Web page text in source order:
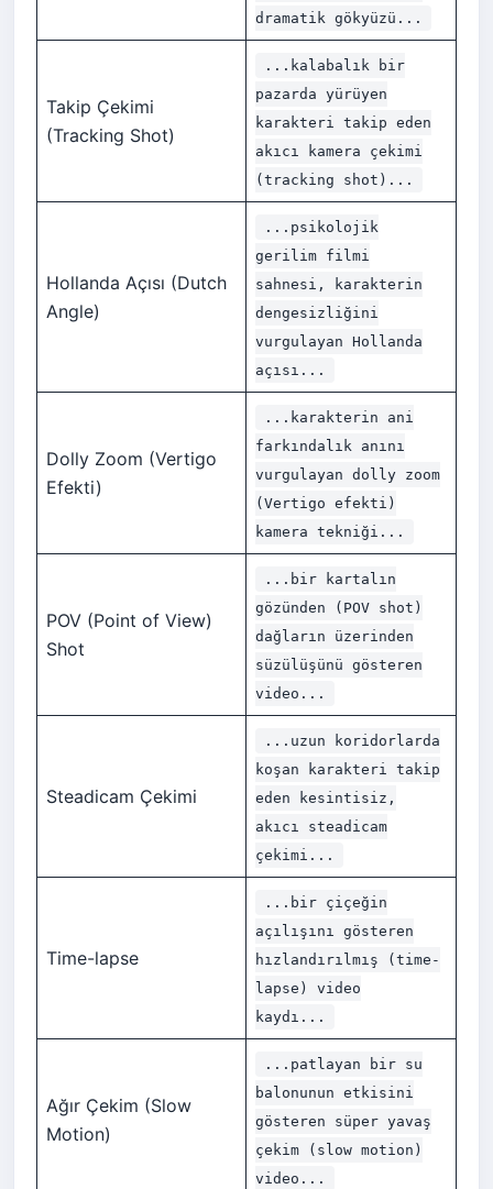
dramatik gökyüzü...
Takip Çekimi
(Tracking Shot)
...kalabalık bir
pazarda yürüyen
karakteri takip eden
akıcı kamera çekimi
(tracking shot)...
Hollanda Açısı (Dutch
Angle)
...psikolojik
gerilim filmi
sahnesi, karakterin
dengesizliğini
vurgulayan Hollanda
açısı...
Dolly Zoom (Vertigo
Efekti)
...karakterin ani
farkındalık anını
vurgulayan dolly zoom
(Vertigo efekti)
kamera tekniği...
POV (Point of View)
Shot
...bir kartalın
gözünden (POV shot)
dağların üzerinden
süzülüşünü gösteren
video...
Steadicam Çekimi
...uzun koridorlarda
koşan karakteri takip
eden kesintisiz,
akıcı steadicam
çekimi...
Time-lapse
...bir çiçeğin
açılışını gösteren
hızlandırılmış (time-
lapse) video
kaydı...
Ağır Çekim (Slow
Motion)
...patlayan bir su
balonunun etkisini
gösteren süper yavaş
çekim (slow motion)
video...